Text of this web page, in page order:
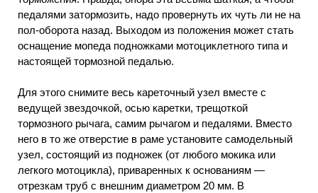
педалями затормозить, надо провернуть их чуть ли не на
пол-оборота назад. Выходом из положения может стать
оснащение мопеда подножками мотоциклетного типа и
настоящей тормозной педалью.
Для этого снимите весь кареточный узел вместе с
ведущей звездочкой, осью каретки, трещоткой
тормозного рычага, самим рычагом и педалями. Вместо
него в то же отверстие в раме установите самодельный
узел, состоящий из подножек (от любого мокика или
легкого мотоцикла), приваренных к основаниям —
отрезкам труб с внешним диаметром 20 мм. В